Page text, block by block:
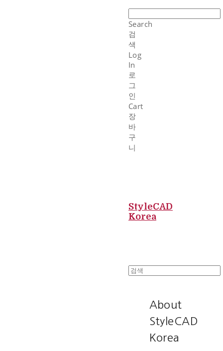
Search
검
색
Log
In
로
그
인
Cart
장
바
구
니
StyleCAD
Korea
About
StyleCAD
Korea